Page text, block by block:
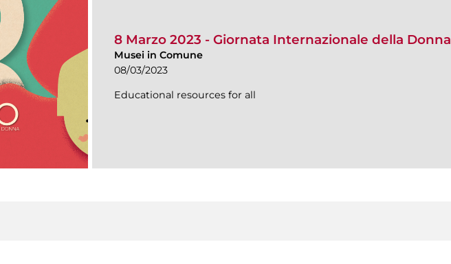
8 Marzo 2023 - Giornata Internazionale della Donna
Musei in Comune
08/03/2023
Educational resources for all